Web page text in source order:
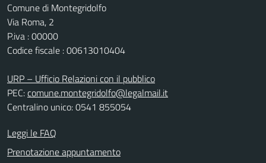
Comune di Montegridolfo
Via Roma, 2
P.iva : 00000
Codice fiscale : 00613010404
URP – Ufficio Relazioni con il pubblico
PEC:comune.montegridolfo@legalmail.it
Centralino unico: 0541 855054
Leggi le FAQ
Prenotazione appuntamento